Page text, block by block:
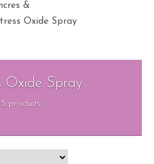
&
Oxide Spray
Oxide Spray
produits